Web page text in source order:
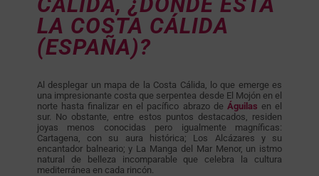
LA COSTA CÁLIDA
(ESPAÑA)?
Al desplegar un mapa de la Costa Cálida, lo que emerge es
una impresionante costa que serpentea desde El Mojón en el
norte hasta finalizar en el pacífico abrazo de Águilas en el
sur. No obstante, entre estos puntos destacados, residen
joyas menos conocidas pero igualmente magníficas:
Cartagena, con su aura histórica; Los Alcázares y su
encantador balneario; y La Manga del Mar Menor, un istmo
natural de belleza incomparable que celebra la cultura
mediterránea en cada rincón.